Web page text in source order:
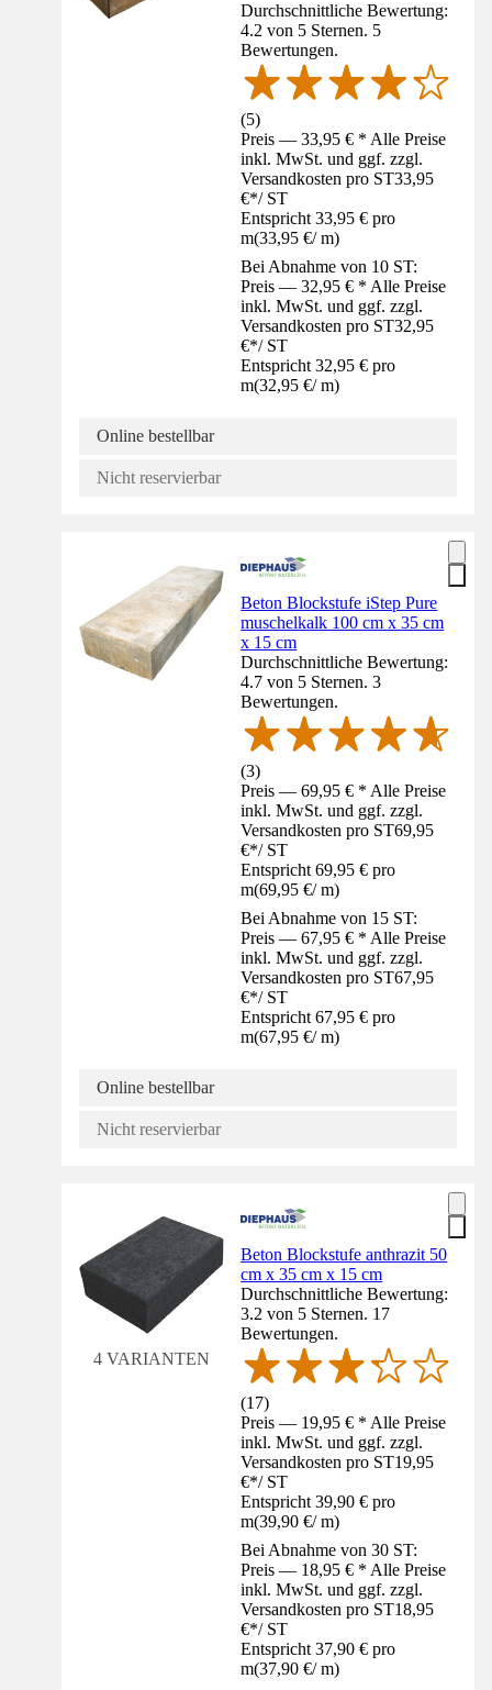
Durchschnittliche Bewertung:
4.2 von 5 Sternen. 5
Bewertungen.
(5)
Preis — 33,95 € * Alle Preise
inkl. MwSt. und ggf. zzgl.
Versandkosten pro ST33,95
€*/ ST
Entspricht 33,95 € pro
m(33,95 €/ m)
Bei Abnahme von 10 ST:
Preis — 32,95 € * Alle Preise
inkl. MwSt. und ggf. zzgl.
Versandkosten pro ST32,95
€*/ ST
Entspricht 32,95 € pro
m(32,95 €/ m)
Online bestellbar
Nicht reservierbar
Beton Blockstufe iStep Pure
muschelkalk 100 cm x 35 cm
x 15 cm
Durchschnittliche Bewertung:
4.7 von 5 Sternen. 3
Bewertungen.
(3)
Preis — 69,95 € * Alle Preise
inkl. MwSt. und ggf. zzgl.
Versandkosten pro ST69,95
€*/ ST
Entspricht 69,95 € pro
m(69,95 €/ m)
Bei Abnahme von 15 ST:
Preis — 67,95 € * Alle Preise
inkl. MwSt. und ggf. zzgl.
Versandkosten pro ST67,95
€*/ ST
Entspricht 67,95 € pro
m(67,95 €/ m)
Online bestellbar
Nicht reservierbar
4 VARIANTEN
Beton Blockstufe anthrazit 50
cm x 35 cm x 15 cm
Durchschnittliche Bewertung:
3.2 von 5 Sternen. 17
Bewertungen.
(17)
Preis — 19,95 € * Alle Preise
inkl. MwSt. und ggf. zzgl.
Versandkosten pro ST19,95
€*/ ST
Entspricht 39,90 € pro
m(39,90 €/ m)
Bei Abnahme von 30 ST:
Preis — 18,95 € * Alle Preise
inkl. MwSt. und ggf. zzgl.
Versandkosten pro ST18,95
€*/ ST
Entspricht 37,90 € pro
m(37,90 €/ m)